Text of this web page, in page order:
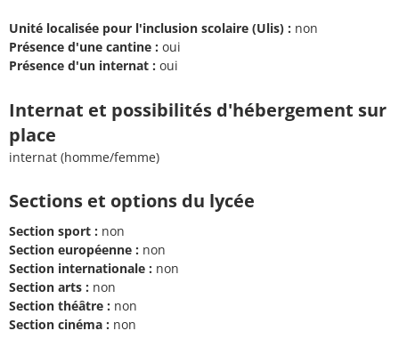
Unité localisée pour l'inclusion scolaire (Ulis) : non
Présence d'une cantine : oui
Présence d'un internat : oui
Internat et possibilités d'hébergement sur
place
internat (homme/femme)
Sections et options du lycée
Section sport : non
Section européenne : non
Section internationale : non
Section arts : non
Section théâtre : non
Section cinéma : non